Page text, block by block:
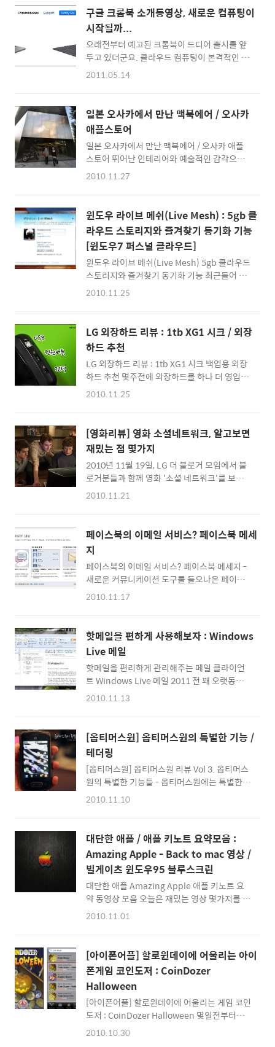
시작됨에 따라 없어지고 있는 것 같습니다. ^^
윈도우8은 어쩌면 DVD와 ..
들을 엄청난 해상도로 감상할 수 있죠 ^^ 눈으로
보는 것 보다 세밀하게 확대해서 볼 수 있으니...
미술작품을 디지털화 하는 구글의 기술이 놀랍
기만 합니다. (140억 필셀까지 확대해 볼 수 있
다고 하는 군요 ^^) - 피렌체 우피치 박물관에서
볼 수 있는 '비너스의 탄생' -
수 있는 곳들은 이탈리아에 있는 우피치 미술관,
뉴욕의 M..
구글 크롬북 소개동영상, 새로운 컴퓨팅이
시작될까...
오래전부터 예고된 크롬북이 드디어 출시를 앞
두고 있더군요. 클라우드 컴퓨팅이 본격적인 시
발점이 될 수도 있다는 생각과 함께 한국에서는
가지고 있습니다. 부팅이 8초밖에 걸리지 않고,
WiFi, 3G, 그리고 구글의 크롬브라우져로 웹을
사용할 수 있다는 것이죠. Nothing but the
Web이라는 슬로건이 간결하면서도 효율적인
컴퓨팅을 주도한다는 인상이 풍겨져 옵니다. -
구글 크롬북 소개 동영상, Nothing but the
태블릿이 인기를 끌고 있는 현 상황에서 얼마나
많은 사람들이 크롬북에 관심을 기울일지 모르
겠습..
2011.05.14
일본 오사카에서 만난 맥북에어 / 오사카
애플스토어
일본 오사카에서 만난 맥북에어 / 오사카 애플
스토어 뛰어난 인테리어와 예술적인 감각으로
장식된 애플스토어에 다녀왔습니다. 애플스토
플 스토어가 없죠 ^^ 애플의 AS가 유독 한국에
서는 많이 부족한 모습을 보여주고 있는데 만약
서울에 공식 스토어가 세워지면 조금 나아질런
가 모르겠군요 ^^ 뉴욕에 있었을 때 가본 애플스
토어를 포함하면 이번이 두번째 애플스토어 방
문입니다. 이곳은 얼마전 일본여행에 잠깐 들른
오사카 애플스토어 입니다. 이때는 아직 한국에
서 출시가 안되었던 맥북에어도 있어서 잠깐 구
어 하나쯤 구입해서 사용할 날이 오겠죠 ^^ :: 맥
북에어 구입하러 바로가기 ::..
2010.11.27
윈도우 라이브 메쉬(Live Mesh) : 5gb 클
라우드 스토리지와 즐겨찾기 동기화 기능
[윈도우7 퍼스널 클라우드]
윈도우 라이브 메쉬(Live Mesh) 5gb 클라우드
스토리지와 즐겨찾기 동기화 기능 최근들어 클
라우드 스토리지 서비스가 유행을 타고 있습니
로 활용할 수 있는 네이버의 N드라이브 등이 대
표적이라고 할 수 있겠죠 ^^ 클라우드 스토리지
라고 한다면 단순히 웹에 저장공간을 마련해주
어 파일을 올려두는 것도 있지만, 웹을 통해 여
러대의 컴퓨터에서 같은 파일-폴더를 공유시켜
주는 동기화기능도 유용하게 쓰입니다. 이런 동
Live Mesh라는 이름으로 윈도우 에센셜 서비
스에 포함이 되었습니다. 5gb의 용량을 무료로
제공하는데...
2010.11.25
LG 외장하드 리뷰 : 1tb XG1 시크 / 외장
하드 추천
LG 외장하드 리뷰 : 1tb XG1 시크 백업용 외장
하드 추천 몇주전에 외장하드를 하나 더 영입했
습니다. 그 동안 유럽에서 지낼때 찍어논 사진들
장하드를 다 모으면 한 7개쯤 되는데... ^^ (그
이외에 용도로 사용하고 있는 외장하드를 모두
합하면 12개가 넘겠네요) 모두 휴대용인 2.5인
치 하드라... 이번에는 중요 데이터를 모두 백업
해 놓을 대용량 외장하드가 필요해 1TB 3.5인
치 외장하드를 물색했습니다. [외장하드 관련
하고 성능이 좋아보이는 것을 찾아보니 LG 외
장하드가 눈에 띄더군요. 다른 제..
2010.11.25
[영화리뷰] 영화 소셜네트워크, 알고보면
재밌는 점 몇가지
2010년 11월 19일, LG 더 블로거 모임에서 블
로거분들과 함께 영화 '소셜 네트워크'를 보고
왔습니다. 저는 이미 개봉전에 한번 보게 된 영
빗 핀처'의 영화인 '벤자민 버튼의 시간을 거꾸
로 간다'는 조금 런닝타임이 길어 끝까지 관람하
기 버거웠는데... '소셜네트워크' 는 배우들의 사
실적인 연기와 탄탄한 플롯이 절묘하게 짝을 이
뤄 시간가는 줄을 몰랐습니다. ^^ >> 영화 '소셜
네트워크' 지금은 모르는 사람이 없는 세계적인
된 것 같습니다. (저는 편집상을 주고 싶더군요
^^) 덕분에 IT에 조금만 관심이 있는 분..
2010.11.21
페이스북의 이메일 서비스? 페이스북 메세
지
페이스북의 이메일 서비스? 페이스북 메세지 -
새로운 커뮤니케이션 도구를 들오나온 페이스
북 -
이제는 facebook를 모르는 분들이 더 적어진
것 같습니다. 세계에서 가장 많이 사용되는 소셜
네트워크서비스로 성장한 페이스북은 이제 이
메일과 문자메세지를 대채할만한 새로운 메세
징서비스를 선보이려 하더군요 ^^ 구글은 페이
스북를 격파하기 위한 Google Me라는 소셜서
한 서비스가 런칭되었다는 것이 참 아이러니합
니다. ^^ Facebook의 이러한 시도는 미리 예견
되어 있었는지도 모르겠습니다. 왜냐하면 ..
2010.11.17
핫메일을 편하게 사용해보자 : Windows
Live 메일
핫메일을 편리하게 관리해주는 메일 클라이언
트 Windows Live 메일 2011 전 꽤 오랫동안
핫메일을 버리지 못하고 사용하고 있습니다. 말
용하고, 핫메일은 회원가입이나 메일링을 받는
메일주소로 주로 사용하고 있기 때문이죠 ^^
(이렇게 메일을 계정을 나눠서 사용하면 편리하
게 중요한 메일과 귀찮은 뉴스메일을 효과적으
로 관리할 수 있습니다. ^^) 핫메일은 이상하게
왜 아직까지 IMAP를 지원해주지 않는지 그저
정말 불편한데 말이죠. 그렇다고 무거운
outlook를 쓰기는 정말 싫고... 그래서 생각해
낸 것이 바로 Wi..
2010.11.13
[옵티머스원] 옵티머스원의 특별한 기능 /
테더링
[옵티머스원] 옵티머스원 리뷰 Vol 3. 옵티머스
원의 특별한 기능들 - 옵티머스원에는 특별한
기능이 있다? - 옵티머스원을 사용해본지도 1
프어플을 가지고 놀기도 하고... 아담한 크기에
서 잘 돌아가는 어플들을 실행해보면서 가격대
비 큰 만족감을 느끼기도 했습니다. 오늘은 옵티
머스원에 가장 편리한 기능 몇가지를 정리해볼
까 합니다. [옵티머스원 관련 예전글]
2010/10/06 - [＠모바일^Life] - 옵티머스원
직접 사용해 봤더니... 옵티머스원 후기
2010/10/16 - [＠모바일^Life] - 옵티머스원
플 2010/10/29 - [＠모바일^Life] - ..
2010.11.10
대단한 애플 / 애플 키노트 요약모음 :
Amazing Apple - Back to mac 영상 /
빌게이츠 윈도우95 블루스크린
대단한 애플 Amazing Apple 애플 키노트 요
약 동영상 모음 오늘은 재밌는 영상 몇가지를 소
개해 볼까 합니다. 유튜브에서 이런저런 동영상
이유는 그의 프레젠테이션 기법은 인상적이면
서도 재미난 이슈들이 있기 때문이죠 ^^ (최근
들어-특히..) 이러한 이유 덕분에 애플의 키노트
는 IT매니아들에게 마치 하나의 쇼=퍼포먼스처
럼 여겨지는 것 같습니다. 저는 스티브잡스가 처
음 아이팟 런칭하는 예전 키노트를 찾아볼때마
다 정말 뛰어난 프레젠테이션기법과 제품의 열
정을 보여주고 있다는 것에 매번 감탄을 하곤 합
2010.11.01
[아이폰어플] 할로윈데이에 어울리는 아이
폰게임 코인도저 : CoinDozer
Halloween
[아이폰어플] 할로윈데이에 어울리는 게임 코인
도저 : CoinDozer Halloween 몇일전부터
Coin Dozer 할로윈버젼을 즐기고 있는데... 재
2010.10.30